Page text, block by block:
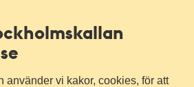
använder vi kakor, cookies, för att